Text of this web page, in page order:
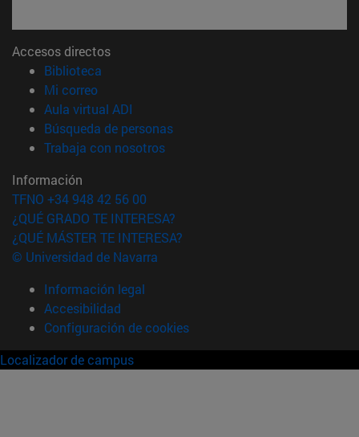
Accesos directos
Biblioteca
Mi correo(abre en nueva ventana)
Aula virtual ADI
Búsqueda de personas(abre en nueva ventana)
Trabaja con nosotros(abre en nueva ventana)
Información
TFNO +34 948 42 56 00
¿QUÉ GRADO TE INTERESA?
¿QUÉ MÁSTER TE INTERESA?
© Universidad de Navarra
Información legal
Accesibilidad
Configuración de cookies
Localizador de campus